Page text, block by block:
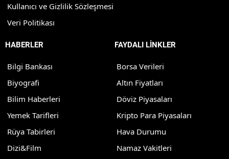
Kullanıcı ve Gizlilik Sözleşmesi
Veri Politikası
HABERLER
Bilgi Bankası
Biyografi
Bilim Haberleri
Yemek Tarifleri
Rüya Tabirleri
Dizi&Film
FAYDALI LİNKLER
Borsa Verileri
Altın Fiyatları
Döviz Piyasaları
Kripto Para Piyasaları
Hava Durumu
Namaz Vakitleri